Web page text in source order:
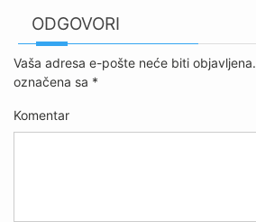
ODGOVORI
Vaša adresa e-pošte neće biti objavljena.
označena sa *
Komentar